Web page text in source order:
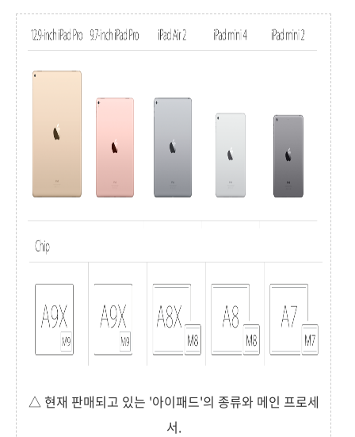
△ 현재 판매되고 있는 '아이패드'의 종류와 메인 프로세
서.